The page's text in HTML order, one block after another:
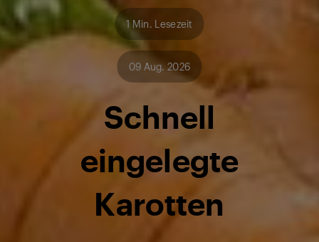
1 Min. Lesezeit
09 Aug. 2026
Schnell
eingelegte
Karotten